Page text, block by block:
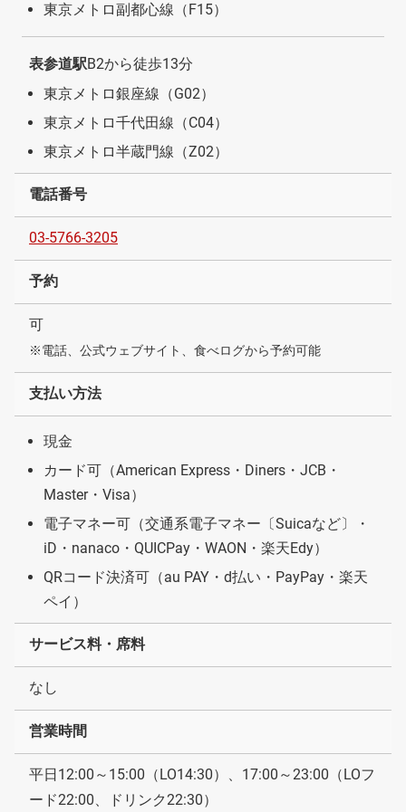
東京メトロ副都心線（F15）
表参道駅B2から徒歩13分
東京メトロ銀座線（G02）
東京メトロ千代田線（C04）
東京メトロ半蔵門線（Z02）
電話番号
03-5766-3205
予約
可
※電話、公式ウェブサイト、食べログから予約可能
支払い方法
現金
カード可（American Express・Diners・JCB・
Master・Visa）
電子マネー可（交通系電子マネー〔Suicaなど〕・
iD・nanaco・QUICPay・WAON・楽天Edy）
QRコード決済可（au PAY・d払い・PayPay・楽天
ペイ）
サービス料・席料
なし
営業時間
平日12:00～15:00（LO14:30）、17:00～23:00（LOフ
ード22:00、ドリンク22:30）